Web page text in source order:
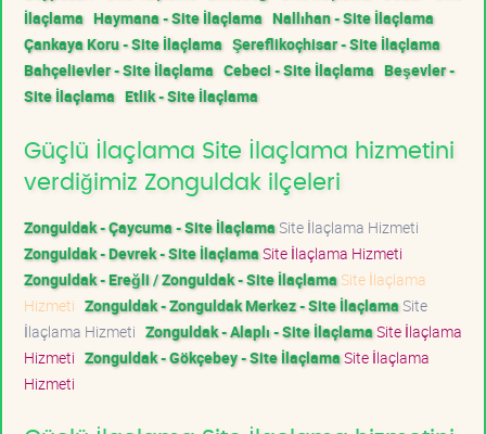
İlaçlama Haymana - Site İlaçlama Nallıhan - Site İlaçlama
Çankaya Koru - Site İlaçlama Şereflikoçhisar - Site İlaçlama
Bahçelievler - Site İlaçlama Cebeci - Site İlaçlama Beşevler -
Site İlaçlama Etlik - Site İlaçlama
Güçlü İlaçlama Site İlaçlama hizmetini
verdiğimiz Zonguldak ilçeleri
Zonguldak - Çaycuma - Site İlaçlamaSite İlaçlama Hizmeti
Zonguldak - Devrek - Site İlaçlamaSite İlaçlama Hizmeti
Zonguldak - Ereğli / Zonguldak - Site İlaçlama Site İlaçlama
Hizmeti Zonguldak - Zonguldak Merkez - Site İlaçlamaSite
İlaçlama Hizmeti Zonguldak - Alaplı - Site İlaçlamaSite İlaçlama
Hizmeti Zonguldak - Gökçebey - Site İlaçlamaSite İlaçlama
Hizmeti